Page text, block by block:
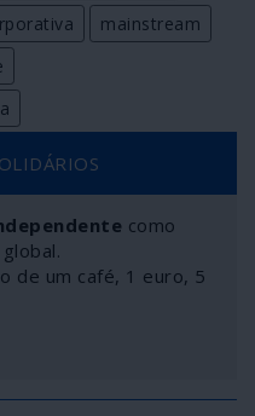
mainstream
como
de um café, 1 euro, 5